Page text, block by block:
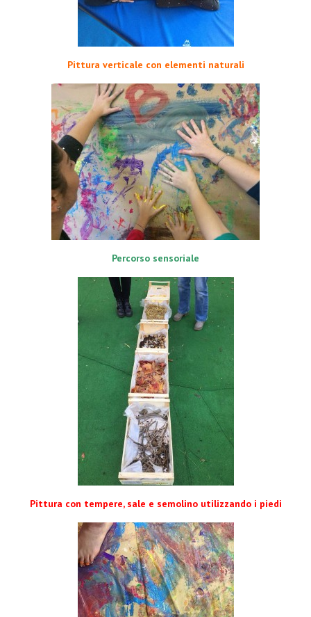
Pittura verticale con elementi naturali
Percorso sensoriale
Pittura con tempere, sale e semolino utilizzando i piedi